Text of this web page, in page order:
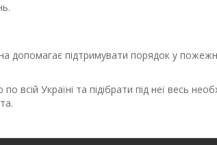
підтримувати порядок у
Україні та підібрати під неї весь